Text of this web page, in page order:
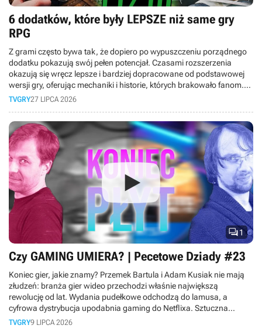
6 dodatków, które były LEPSZE niż same gry
RPG
Z grami często bywa tak, że dopiero po wypuszczeniu porządnego
dodatku pokazują swój pełen potencjał. Czasami rozszerzenia
okazują się wręcz lepsze i bardziej dopracowane od podstawowej
wersji gry, oferując mechaniki i historie, których brakowało fanom.
Dlatego też w dzisiejszym materiale bierzemy pod lupę DLC, które
TVGRY27 LIPCA 2026
1
Czy GAMING UMIERA? | Pecetowe Dziady #23
Koniec gier, jakie znamy? Przemek Bartula i Adam Kusiak nie mają
złudzeń: branża gier wideo przechodzi właśnie największą
rewolucję od lat. Wydania pudełkowe odchodzą do lamusa, a
cyfrowa dystrybucja upodabnia gaming do Netflixa. Sztuczna
inteligencja wkracza do produkcji gier, ceny sprzętu rosną tak
TVGRY9 LIPCA 2026